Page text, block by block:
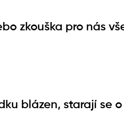
zkouška pro nás
blázen, starají se